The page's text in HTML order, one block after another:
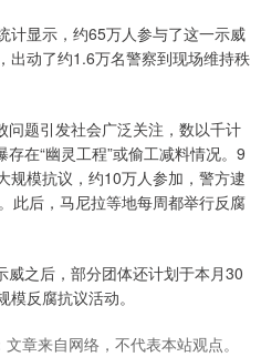
计显示，约65万人参与了这一示威
出动了约1.6万名警察到现场维持秩
题引发社会广泛关注，数以千计
在“幽灵工程”或偷工减料情况。9
规模抗议，约10万人参加，警方逮
此后，马尼拉等地每周都举行反腐
之后，部分团体还计划于本月30
反腐抗议活动。
章来自网络，不代表本站观点。